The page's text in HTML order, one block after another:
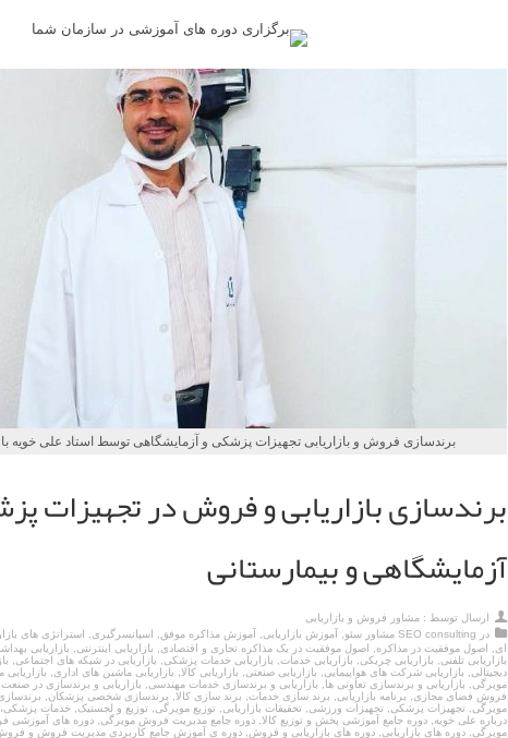
برندسازی فروش و بازاریابی تجهیزات پزشکی و آزمایشگاهی توسط استاد علی خویه با 19 سال تجربه اجرایی
برندسازی بازاریابی و فروش در تجهیزات
آزمایشگاهی و بیمارستانی
ارسال توسط : مشاور فروش و بازاریابی
در SEO consulting مشاور سئو آموزش بازاریابی آموزش مذاکره موفق اسپانسرگیری استراتژی های
ای
اصول موفقیت در مذاکره اصول موفقیت در یک مذاکره تجاری و اقتصادی بازاریابی اینترنتی بازاریابی
بازاریابی تلفنی
بازاریابی چریکی بازاریابی خدمات بازاریابی خدمات پزشکی بازاریابی در شبکه های اجتماعی
دیجیتالی
بازاریابی شرکت های هواپیمایی بازاریابی صنعتی بازاریابی کالا بازاریابی ماشین های اداری
مویرگی
بازاریابی و برندسازی تعاونی ها بازاریابی و برندسازی خدمات مهندسی بازاریابی و برندسازی در
فروش فضای مجازی
برنامه بازاریابی برند سازی خدمات برند سازی کالا برندسازی شخصی پزشکان
مویرگی
تجهیزات پزشکی تجهیزات ورزشی تحقیقات بازاریابی توزیع مویرگی توزیع و لجستیک خدمات پزشکی،
درباره علی خویه
دوره جامع آموزشی پخش و توزیع کالا دوره جامع مدیریت فروش مویرگی دوره های آموزشی
مویرگی
دوره های بازاریابی دوره های بازاریابی و فروش دوره ی آموزش جامع کاربردی مدیریت فروش و